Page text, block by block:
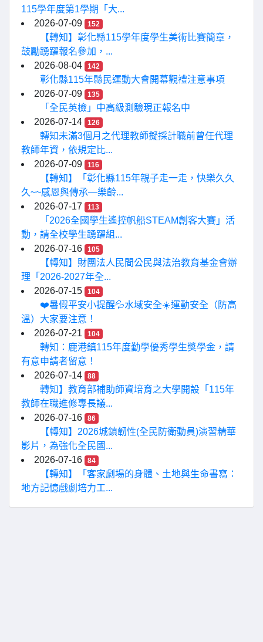
115學年度第1學期「大...
2026-07-09
152
【轉知】彰化縣115學年度學生美術比賽簡章，
鼓勵踴躍報名參加，...
2026-08-04
142
彰化縣115年縣民運動大會開幕觀禮注意事項
2026-07-09
135
「全民英檢」中高級測驗現正報名中
2026-07-14
126
轉知未滿3個月之代理教師擬採計職前曾任代理
教師年資，依規定比...
2026-07-09
116
【轉知】「彰化縣115年親子走一走，快樂久久
久~~感恩與傳承—樂齡...
2026-07-17
113
「2026全國學生遙控帆船STEAM創客大賽」活
動，請全校學生踴躍組...
2026-07-16
105
【轉知】財團法人民間公民與法治教育基金會辦
理「2026-2027年全...
2026-07-15
104
❤️暑假平安小提醒💦水域安全☀️運動安全（防高
溫）大家要注意！
2026-07-21
104
轉知：鹿港鎮115年度勤學優秀學生獎學金，請
有意申請者留意！
2026-07-14
88
轉知】教育部補助師資培育之大學開設「115年
教師在職進修專長議...
2026-07-16
86
【轉知】2026城鎮韌性(全民防衛動員)演習精華
影片，為強化全民國...
2026-07-16
84
【轉知】「客家劇場的身體、土地與生命書寫：
地方記憶戲劇培力工...